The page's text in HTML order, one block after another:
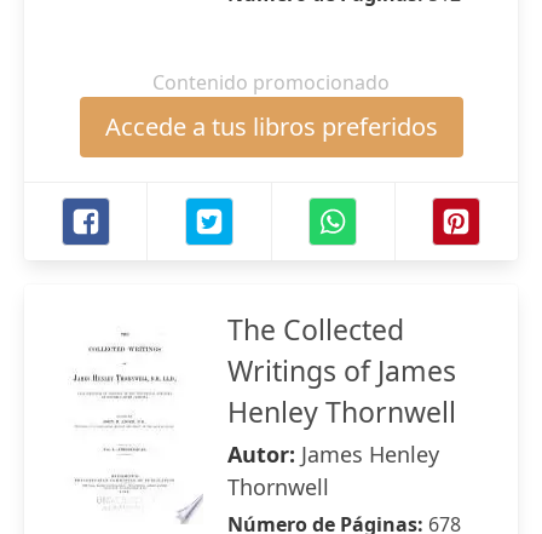
Contenido promocionado
Accede a tus libros preferidos
The Collected
Writings of James
Henley Thornwell
Autor: James Henley
Thornwell
Número de Páginas: 678